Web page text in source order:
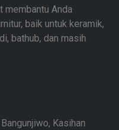
membantu Anda
baik untuk keramik,
bathub, dan masih
Kasihan